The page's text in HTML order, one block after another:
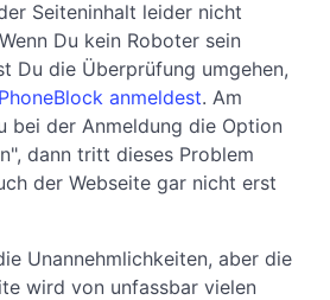
Seiteninhalt leider nicht
Du kein Roboter sein
Du die Überprüfung umgehen,
anmeldest. Am
bei der Anmeldung die Option
dann tritt dieses Problem
der Webseite gar nicht erst
Unannehmlichkeiten, aber die
wird von unfassbar vielen